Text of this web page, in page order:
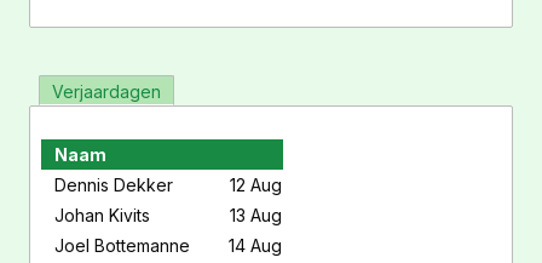
Verjaardagen
Naam
Dennis Dekker
12 Aug
Johan Kivits
13 Aug
Joel Bottemanne
14 Aug